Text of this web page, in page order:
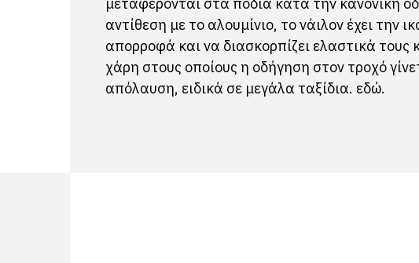
αντίθεση με το αλουμίνιο, το νάιλον έχει την
απορροφά και να διασκορπίζει ελαστικά τους
χάρη στους οποίους η οδήγηση στον τροχό
απόλαυση, ειδικά σε μεγάλα ταξίδια. εδώ.